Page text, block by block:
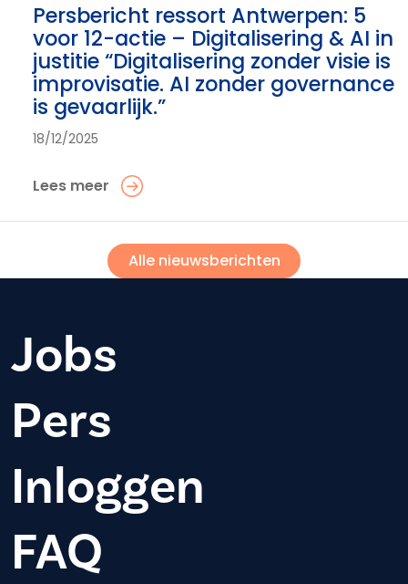
Persbericht ressort Antwerpen: 5
voor 12-actie – Digitalisering & AI in
justitie “Digitalisering zonder visie is
improvisatie. AI zonder governance
is gevaarlijk.”
18/12/2025
Lees meer
Alle nieuwsberichten
Jobs
Pers
Inloggen
FAQ